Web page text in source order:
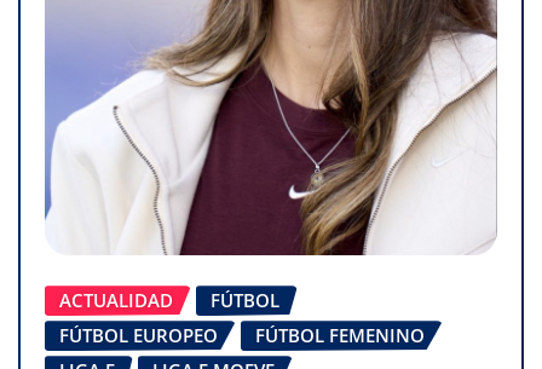
ACTUALIDAD
FÚTBOL
FÚTBOL EUROPEO
FÚTBOL FEMENINO